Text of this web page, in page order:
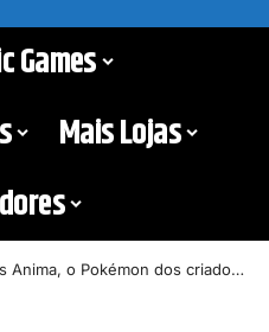
Games
Mais Lojas
dos criadores do Genshin Impact, é anunciado